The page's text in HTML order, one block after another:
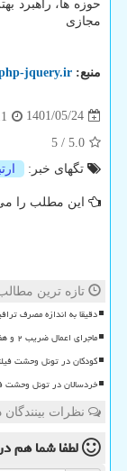
حوزه ها، راهبرد
مجازی
منبع: jquery.ir
1401/05/24
5.0
/
5
تگهای خبر:
این مطلب را
تازه ترین
دقیقا به اندازه مصرف
ماجرای اعمال ضریب ۲ و هفت دهم برای اینترنت بین الملل چیست؟
کودکان در تونل وحشت
خردسالان در تونل وحشت
نظرات
لطفا شما هم